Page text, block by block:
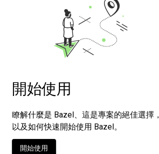
開始使用
瞭解什麼是 Bazel、這是專案的絕佳選擇，
以及如何快速開始使用 Bazel。
開始使用